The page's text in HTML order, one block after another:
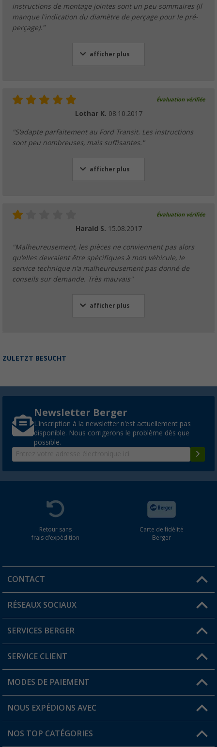
instructions de montage jointes sont un peu sommaires (il
manque l'indication du diamètre de perçage pour le pré-
perçage)."
afficher plus
Évaluation vérifiée
Lothar K. 08.10.2017
"S'adapte parfaitement au Ford Transit. Les instructions
sont peu nombreuses, mais suffisantes."
afficher plus
Évaluation vérifiée
Harald S. 15.08.2017
"Malheureusement, les pièces ne conviennent pas alors
qu'elles devraient être spécifiques à mon véhicule, le
service technique n'a malheureusement pas donné de
conseils sur demande. Très mauvais"
afficher plus
ZULETZT BESUCHT
Newsletter Berger
L'inscription à la newsletter n'est actuellement pas
disponible. Nous corrigerons le problème dès que
possible.
Retour sans
frais d'expédition
Carte de fidélité
Berger
CONTACT
Une question ?
Trouver une magasin
RÉSEAUX SOCIAUX
SERVICES BERGER
Devenir revendeur
Mon compte
Carte de fidélité Berger
SERVICE CLIENT
FAQ et contact
Informations sur l'expédition
MODES DE PAIEMENT
NOUS EXPÉDIONS AVEC
NOS TOP CATÉGORIES